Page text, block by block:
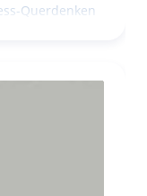
Querdenken